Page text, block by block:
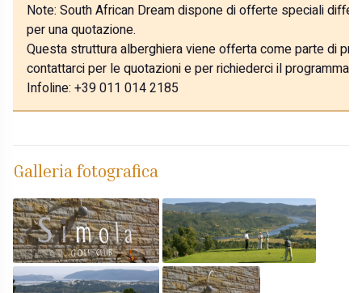
Note: South African Dream dispone di offerte speciali
per una quotazione.
Questa struttura alberghiera viene offerta come parte di
contattarci per le quotazioni e per richiederci il programma
Infoline: +39 011 014 2185
Galleria fotografica